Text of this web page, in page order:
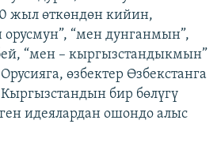
жыл өткөндөн кийин,
“мен дунганмын”,
“мен – кыргызстандыкмын”
өзбектер Өзбекстанга
бир бөлүгү
идеялардан ошондо алыс